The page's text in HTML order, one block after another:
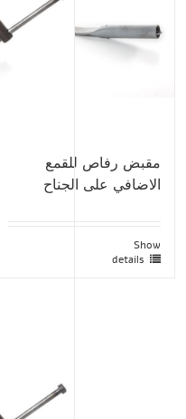
مقبض رفاص للقمع
الاضافي على الجناح
Show
details